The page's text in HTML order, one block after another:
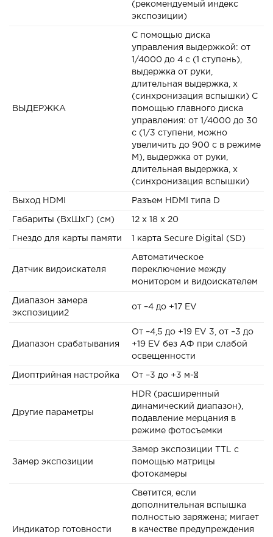
(рекомендуемый индекс
экспозиции)
ВЫДЕРЖКА
С помощью диска
управления выдержкой: от
1/4000 до 4 с (1 ступень),
выдержка от руки,
длительная выдержка, x
(синхронизация вспышки) С
помощью главного диска
управления: от 1/4000 до 30
с (1/3 ступени, можно
увеличить до 900 с в режиме
M), выдержка от руки,
длительная выдержка, x
(синхронизация вспышки)
Выход HDMI Разъем HDMI типа D
Габариты (ВxШxГ) (см) 12 x 18 x 20
Гнездо для карты памяти 1 карта Secure Digital (SD)
Датчик видоискателя
Автоматическое
переключение между
монитором и видоискателем
Диапазон замера
экспозиции2
от –4 до +17 EV
Диапазон срабатывания
От –4,5 до +19 EV 3, от –3 до
+19 EV без АФ при слабой
освещенности
Диоптрийная настройка От –3 до +3 м-¹
Другие параметры
HDR (расширенный
динамический диапазон),
подавление мерцания в
режиме фотосъемки
Замер экспозиции
Замер экспозиции TTL с
помощью матрицы
фотокамеры
Индикатор готовности
Светится, если
дополнительная вспышка
полностью заряжена; мигает
в качестве предупреждения